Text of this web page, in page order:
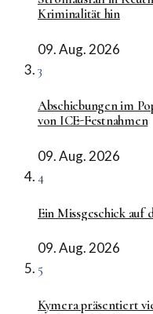
Kriminalität hin
09. Aug. 2026
3
Abschiebungen im
von ICE-Festnahmen
09. Aug. 2026
4
Ein Missgeschick auf
09. Aug. 2026
5
Kymera präsentiert